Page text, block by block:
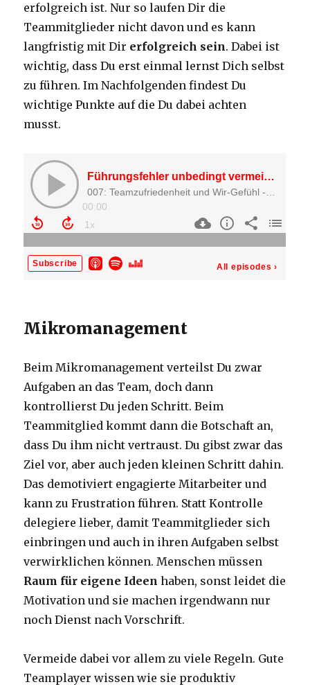
erfolgreich ist. Nur so laufen Dir die
Teammitglieder nicht davon und es kann
langfristig mit Dir erfolgreich sein. Dabei ist
wichtig, dass Du erst einmal lernst Dich selbst
zu führen. Im Nachfolgenden findest Du
wichtige Punkte auf die Du dabei achten
musst.
Mikromanagement
Beim Mikromanagement verteilst Du zwar
Aufgaben an das Team, doch dann
kontrollierst Du jeden Schritt. Beim
Teammitglied kommt dann die Botschaft an,
dass Du ihm nicht vertraust. Du gibst zwar das
Ziel vor, aber auch jeden kleinen Schritt dahin.
Das demotiviert engagierte Mitarbeiter und
kann zu Frustration führen. Statt Kontrolle
delegiere lieber, damit Teammitglieder sich
einbringen und auch in ihren Aufgaben selbst
verwirklichen können. Menschen müssen
Raum für eigene Ideen haben, sonst leidet die
Motivation und sie machen irgendwann nur
noch Dienst nach Vorschrift.
Vermeide dabei vor allem zu viele Regeln. Gute
Teamplayer wissen wie sie produktiv